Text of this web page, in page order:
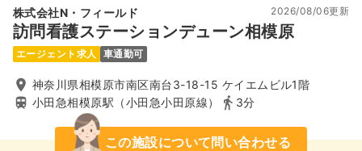
株式会社N・フィールド
訪問看護ステーションデューン相模原
2026/08/06更新
エージェント求人 車通勤可
神奈川県相模原市南区南台3-18-15 ケイエムビル1階
小田急相模原駅（小田急小田原線）
3分
この施設について問い合わせる